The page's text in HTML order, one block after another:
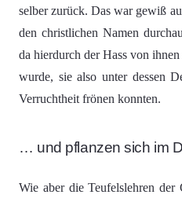
selber zurück. Das war gewiß
den christlichen Namen
da hierdurch der Hass von
wurde, sie also unter dessen
Verruchtheit frönen konnten.
… und pflanzen sich im
Wie aber die Teufelslehren